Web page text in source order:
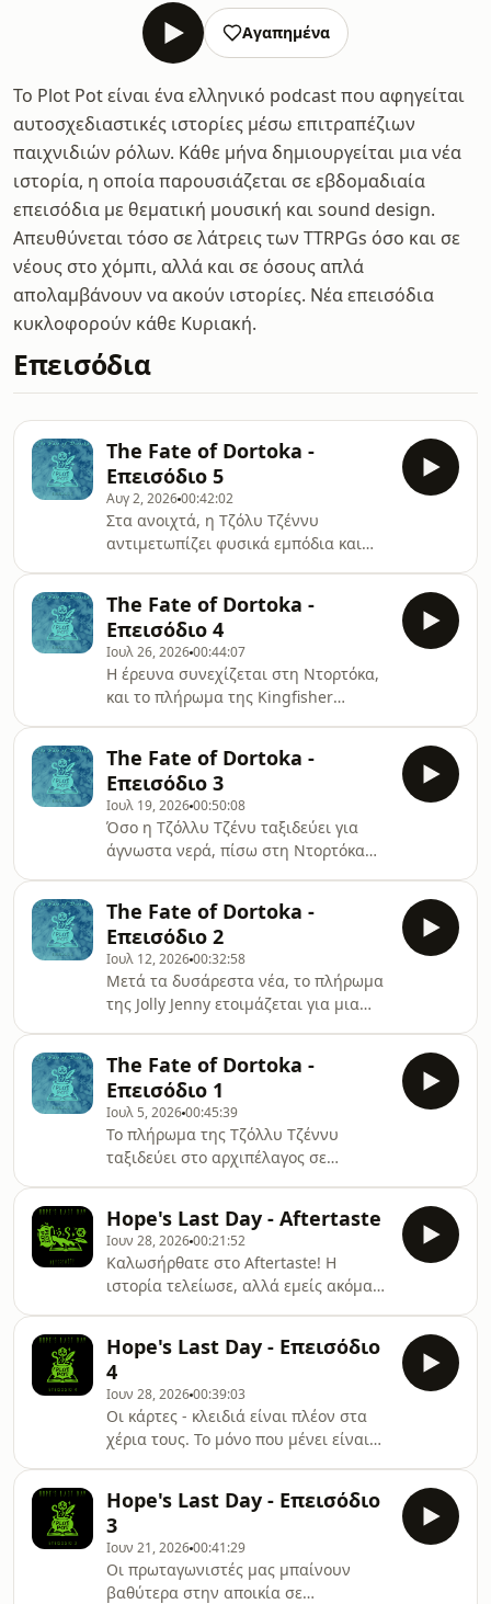
Αγαπημένα
Το Plot Pot είναι ένα ελληνικό podcast που αφηγείται
αυτοσχεδιαστικές ιστορίες μέσω επιτραπέζιων
παιχνιδιών ρόλων. Κάθε μήνα δημιουργείται μια νέα
ιστορία, η οποία παρουσιάζεται σε εβδομαδιαία
επεισόδια με θεματική μουσική και sound design.
Απευθύνεται τόσο σε λάτρεις των TTRPGs όσο και σε
νέους στο χόμπι, αλλά και σε όσους απλά
απολαμβάνουν να ακούν ιστορίες. Νέα επεισόδια
κυκλοφορούν κάθε Κυριακή.
Επεισόδια
The Fate of Dortoka -
Επεισόδιο 5
Αυγ 2, 202600:42:02
Στα ανοιχτά, η Τζόλυ Τζέννυ
αντιμετωπίζει φυσικά εμπόδια και
μας στα social media για περισσότερα
→ ⁠⁠⁠⁠⁠⁠⁠⁠⁠⁠⁠⁠⁠⁠⁠⁠⁠⁠⁠⁠⁠⁠⁠⁠⁠⁠⁠⁠⁠⁠Instagram⁠⁠⁠⁠⁠⁠⁠⁠⁠⁠⁠⁠⁠⁠⁠⁠⁠⁠⁠⁠⁠⁠⁠⁠⁠⁠⁠⁠⁠⁠, ⁠⁠⁠⁠⁠⁠⁠⁠⁠⁠⁠⁠⁠⁠⁠⁠⁠⁠⁠⁠⁠⁠⁠⁠⁠⁠⁠⁠⁠⁠⁠⁠⁠⁠⁠⁠⁠⁠⁠⁠⁠⁠⁠⁠⁠⁠⁠⁠⁠⁠⁠⁠⁠⁠⁠⁠⁠⁠⁠⁠⁠⁠⁠⁠⁠⁠⁠⁠⁠⁠⁠⁠⁠⁠⁠⁠⁠⁠⁠⁠⁠⁠⁠⁠⁠⁠Facebook⁠⁠⁠⁠⁠⁠⁠⁠⁠⁠⁠⁠⁠⁠⁠⁠⁠⁠⁠⁠⁠⁠⁠⁠⁠⁠⁠⁠⁠⁠Ευχαριστούμε
το ⁠⁠⁠⁠⁠⁠⁠⁠⁠⁠⁠⁠⁠⁠⁠⁠⁠⁠⁠⁠⁠⁠⁠
The Fate of Dortoka -
Επεισόδιο 4
Ιουλ 26, 202600:44:07
Η έρευνα συνεχίζεται στη Ντορτόκα,
και το πλήρωμα της Kingfisher
μας στα social media για περισσότερα
→ ⁠⁠⁠⁠⁠⁠⁠⁠⁠⁠⁠⁠⁠⁠⁠⁠⁠⁠⁠⁠⁠⁠⁠⁠⁠⁠⁠⁠⁠Instagram⁠⁠⁠⁠⁠⁠⁠⁠⁠⁠⁠⁠⁠⁠⁠⁠⁠⁠⁠⁠⁠⁠⁠⁠⁠⁠⁠⁠⁠, ⁠⁠⁠⁠⁠⁠⁠⁠⁠⁠⁠⁠⁠⁠⁠⁠⁠⁠⁠⁠⁠⁠⁠⁠⁠⁠⁠⁠⁠⁠⁠⁠⁠⁠⁠⁠⁠⁠⁠⁠⁠⁠⁠⁠⁠⁠⁠⁠⁠⁠⁠⁠⁠⁠⁠⁠⁠⁠⁠⁠⁠⁠⁠⁠⁠⁠⁠⁠⁠⁠⁠⁠⁠⁠⁠⁠⁠⁠⁠⁠⁠⁠⁠Facebook⁠⁠⁠⁠⁠⁠⁠⁠⁠⁠⁠⁠⁠⁠⁠⁠⁠⁠⁠⁠⁠⁠⁠⁠⁠⁠⁠⁠⁠Ευχαριστούμε
το ⁠⁠⁠⁠⁠⁠⁠⁠⁠⁠⁠⁠⁠⁠⁠⁠⁠⁠⁠⁠⁠⁠
The Fate of Dortoka -
Επεισόδιο 3
Ιουλ 19, 202600:50:08
Όσο η Τζόλλυ Τζένυ ταξιδεύει για
άγνωστα νερά, πίσω στη Ντορτόκα
πειρατές.Νέα επεισόδια κάθε
Κυριακή!Ακολουθήστε μας στα social
media για περισσότερα → ⁠⁠⁠⁠⁠⁠⁠⁠⁠⁠⁠⁠⁠⁠⁠⁠⁠⁠⁠⁠⁠⁠⁠⁠⁠⁠⁠⁠Instagram⁠⁠⁠⁠⁠⁠⁠⁠⁠⁠⁠⁠⁠⁠⁠⁠⁠⁠⁠⁠⁠⁠⁠⁠⁠⁠⁠⁠,
⁠⁠⁠⁠⁠⁠⁠⁠⁠⁠⁠⁠⁠⁠⁠⁠⁠⁠⁠⁠⁠⁠⁠⁠⁠⁠⁠⁠⁠⁠⁠⁠⁠⁠⁠⁠⁠⁠⁠⁠⁠⁠⁠⁠⁠⁠⁠⁠⁠⁠⁠⁠⁠⁠⁠⁠⁠⁠⁠⁠⁠⁠⁠⁠⁠⁠⁠⁠⁠⁠⁠⁠⁠⁠⁠⁠⁠⁠⁠⁠Facebook⁠⁠⁠⁠⁠⁠⁠⁠⁠⁠⁠⁠⁠⁠⁠⁠⁠⁠⁠⁠⁠⁠⁠⁠⁠⁠⁠⁠Ευχαριστούμε τ
The Fate of Dortoka -
Επεισόδιο 2
Ιουλ 12, 202600:32:58
Μετά τα δυσάρεστα νέα, το πλήρωμα
της Jolly Jenny ετοιμάζεται για μια
της Ντορτόκα, πριν να είναι αργά.Νέα
επεισόδια κάθε Κυριακή!Ακολουθήστε
μας στα social media για περισσότερα
→ ⁠⁠⁠⁠⁠⁠⁠⁠⁠⁠⁠⁠⁠⁠⁠⁠⁠⁠⁠⁠⁠⁠⁠⁠⁠⁠⁠Instagram⁠⁠⁠⁠⁠⁠⁠⁠⁠⁠⁠⁠⁠⁠⁠⁠⁠⁠⁠⁠⁠⁠⁠⁠⁠⁠⁠, ⁠⁠⁠⁠⁠⁠⁠⁠⁠⁠⁠⁠⁠⁠⁠⁠⁠⁠⁠⁠⁠⁠⁠⁠⁠⁠⁠⁠⁠⁠⁠⁠⁠⁠⁠⁠⁠⁠⁠⁠⁠⁠⁠⁠⁠⁠⁠⁠⁠⁠⁠⁠⁠⁠⁠⁠⁠⁠⁠⁠⁠⁠⁠⁠⁠⁠⁠⁠⁠⁠⁠⁠⁠⁠⁠⁠⁠Facebook
The Fate of Dortoka -
Επεισόδιο 1
Ιουλ 5, 202600:45:39
Το πλήρωμα της Τζόλλυ Τζέννυ
ταξιδεύει στο αρχιπέλαγος σε
δυσεύρετο νησί, ανακαλύπτουν ένα
πρόβλημα κολοσσιαίων διαστάσεων!
Νέα επεισόδια κάθε Κυριακή!
Ακολουθήστε μας στα social media
για περισσότερα → ⁠⁠⁠⁠⁠⁠⁠⁠⁠⁠⁠⁠⁠⁠⁠⁠⁠⁠⁠⁠⁠⁠⁠⁠⁠⁠Instagram⁠⁠⁠⁠⁠⁠⁠⁠⁠⁠⁠⁠⁠⁠⁠⁠⁠⁠⁠⁠⁠⁠⁠⁠⁠⁠, ⁠⁠⁠⁠⁠⁠⁠⁠⁠⁠⁠⁠⁠⁠⁠⁠⁠⁠⁠⁠⁠⁠⁠⁠⁠⁠⁠⁠⁠⁠⁠⁠⁠⁠⁠⁠⁠⁠⁠⁠⁠⁠⁠⁠⁠⁠⁠⁠⁠⁠⁠⁠⁠⁠⁠⁠⁠⁠⁠⁠⁠⁠⁠⁠⁠⁠⁠⁠⁠⁠⁠⁠⁠
Hope's Last Day - Aftertaste
Ιουν 28, 202600:21:52
Καλωσήρθατε στο Aftertaste! Η
ιστορία τελείωσε, αλλά εμείς ακόμα
κάθε Κυριακή!Ακολουθήστε μας στα
social media για περισσότερα →
⁠⁠⁠⁠⁠⁠⁠⁠⁠Instagram⁠⁠⁠⁠⁠⁠⁠⁠⁠, ⁠⁠⁠⁠⁠⁠⁠⁠⁠TikTok⁠⁠⁠⁠⁠⁠⁠⁠⁠,
⁠⁠⁠⁠⁠⁠⁠⁠⁠Facebook⁠⁠⁠⁠⁠⁠⁠⁠⁠Ευχαριστούμε το ⁠⁠⁠⁠⁠⁠⁠⁠⁠Exodus
Games⁠⁠⁠⁠⁠⁠⁠⁠⁠ για τη φιλοξενία και το
⁠⁠⁠⁠⁠⁠⁠⁠⁠Rollfordnd.gr⁠⁠⁠⁠⁠⁠⁠⁠⁠ για τη χορηγία της
Hope's Last Day - Επεισόδιο
4
Ιουν 28, 202600:39:03
Οι κάρτες - κλειδιά είναι πλέον στα
χέρια τους. Το μόνο που μένει είναι
επεισόδια κάθε Κυριακή!Ακολουθήστε
μας στα social media για περισσότερα
→ ⁠⁠⁠⁠⁠⁠⁠⁠⁠⁠⁠⁠⁠⁠⁠⁠⁠⁠⁠⁠⁠⁠⁠⁠⁠Instagram⁠⁠⁠⁠⁠⁠⁠⁠⁠⁠⁠⁠⁠⁠⁠⁠⁠⁠⁠⁠⁠⁠⁠⁠⁠, ⁠⁠⁠⁠⁠⁠⁠⁠⁠⁠⁠⁠⁠⁠⁠⁠⁠⁠⁠⁠⁠⁠⁠⁠⁠⁠⁠⁠⁠⁠⁠⁠⁠⁠⁠⁠⁠⁠⁠⁠⁠⁠⁠⁠⁠⁠⁠⁠⁠⁠⁠⁠⁠⁠⁠⁠⁠⁠⁠⁠⁠⁠⁠⁠⁠⁠⁠⁠⁠⁠⁠Facebook⁠⁠⁠⁠⁠⁠⁠⁠⁠⁠⁠⁠⁠⁠⁠⁠⁠⁠⁠⁠⁠⁠⁠⁠⁠Ευχαριστούμε
το ⁠
Hope's Last Day - Επεισόδιο
3
Ιουν 21, 202600:41:29
Οι πρωταγωνιστές μας μπαίνουν
βαθύτερα στην αποικία σε